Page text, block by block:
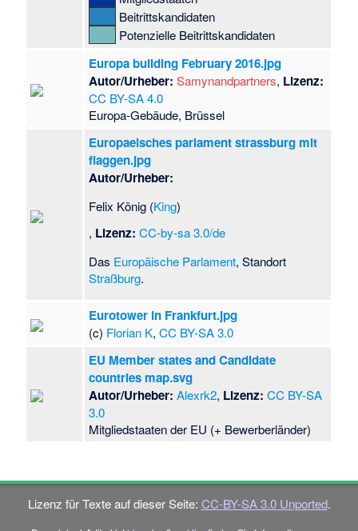
Beitrittskandidaten
Potenzielle Beitrittskandidaten
Europa building February 2016.jpg
Autor/Urheber: Samynandpartners, Lizenz:
CC BY-SA 4.0
Europa-Gebäude, Brüssel
Europaeisches parlament strassburg mit
flaggen.jpg
Autor/Urheber:
Felix König (King)
, Lizenz: CC-by-sa 3.0/de
Das Europäische Parlament, Standort
Straßburg.
Eurotower in Frankfurt.jpg
(c) Florian K,CC BY-SA 3.0
EU Member states and Candidate
countries map.svg
Autor/Urheber: Alexrk2, Lizenz: CC BY-SA
3.0
Mitgliedstaaten der EU (+ Bewerberländer)
Lizenz für Texte auf dieser Seite: CC-BY-SA 3.0 Unported.